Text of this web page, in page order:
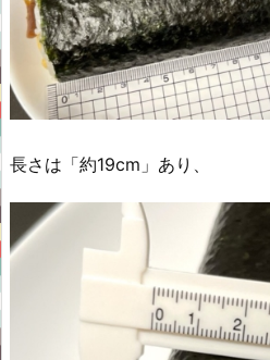
長さは「約19cm」あり、